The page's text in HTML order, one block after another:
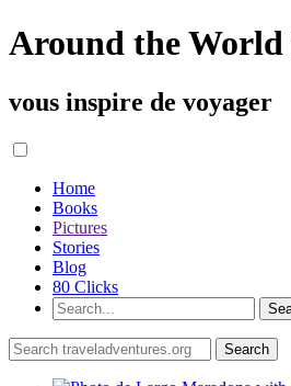
Around the
vous inspire de voyager
Home
Books
Pictures
Stories
Blog
80 Clicks